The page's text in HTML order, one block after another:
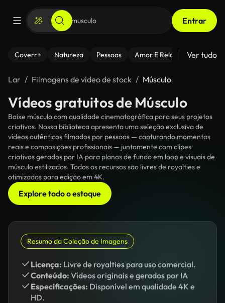
Entrar
Coverr+ Natureza Pessoas Amor E Relacionamentos
Ver tudo
Lar Filmagens de vídeo de stock Músculo
Vídeos gratuitos de Músculo
Baixe músculo com qualidade cinematográfica para seus projetos
criativos. Nossa biblioteca apresenta uma seleção exclusiva de
vídeos autênticos filmados por pessoas — capturando momentos
reais e composições profissionais — juntamente com clipes
criativos gerados por IA para planos de fundo em loop e visuais de
músculo estilizados. Todos os recursos são livres de royalties e
otimizados para edição em 4K.
Explore todo o estoque
Resumo da Coleção de Imagens
Licença: Livre de royalties para uso comercial.
Conteúdo: Vídeos originais e gerados por IA
Especificações: Disponível em qualidade 4K e
HD.